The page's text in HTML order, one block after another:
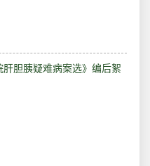
胆胰疑难病案选》编后絮